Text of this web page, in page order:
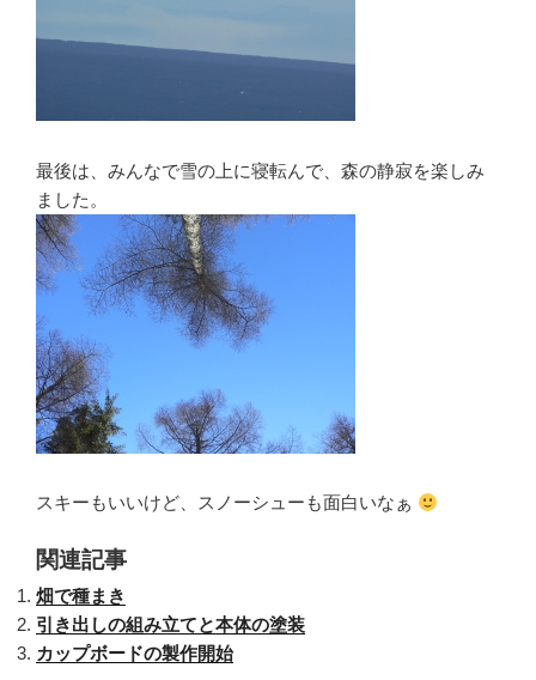
最後は、みんなで雪の上に寝転んで、森の静寂を楽しみ
ました。
スキーもいいけど、スノーシューも面白いなぁ
関連記事
畑で種まき
引き出しの組み立てと本体の塗装
カップボードの製作開始